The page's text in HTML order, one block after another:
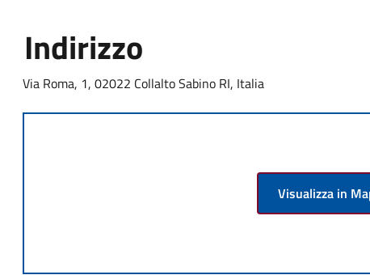
Indirizzo
Via Roma, 1, 02022 Collalto Sabino RI, Italia
Visualizza in